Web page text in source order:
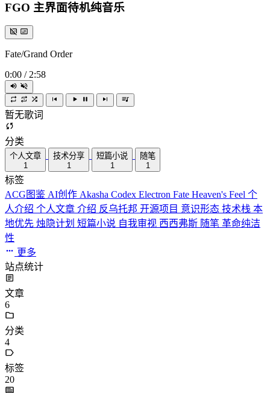
FGO 主界面待机纯音乐
Fate/Grand Order
0:00 / 2:58
暂无歌词
分类
个人文章
1
技术分享
1
短篇小说
1
随笔
1
标签
ACG图鉴 AI创作 Akasha Codex Electron Fate Heaven's Feel 个
人介绍 个人文章 介绍 反乌托邦 开源项目 意识形态 技术栈 本
地优先 烛隐计划 短篇小说 自我审视 西西弗斯 随笔 革命纯洁
性
更多
站点统计
文章
6
分类
4
标签
20